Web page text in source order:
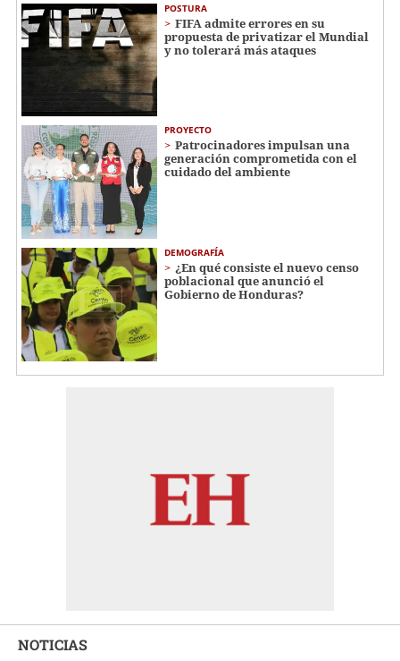
POSTURA
FIFA admite errores en su
propuesta de privatizar el Mundial
y no tolerará más ataques
PROYECTO
Patrocinadores impulsan una
generación comprometida con el
cuidado del ambiente
DEMOGRAFÍA
¿En qué consiste el nuevo censo
poblacional que anunció el
Gobierno de Honduras?
NOTICIAS